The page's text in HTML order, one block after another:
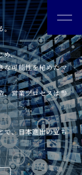
。
め、
な可能性を秘めたマ
、営業プロセスは参
で、日本進出の立ち